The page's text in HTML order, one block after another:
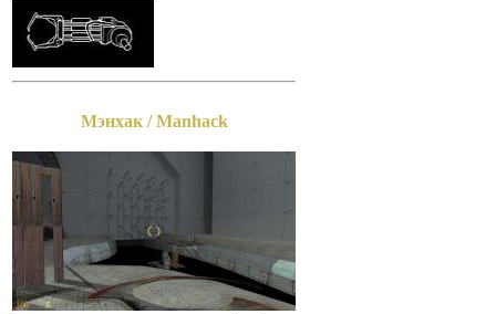
Мэнхак / Manhack